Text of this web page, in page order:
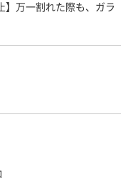
】万一割れた際も、ガラ